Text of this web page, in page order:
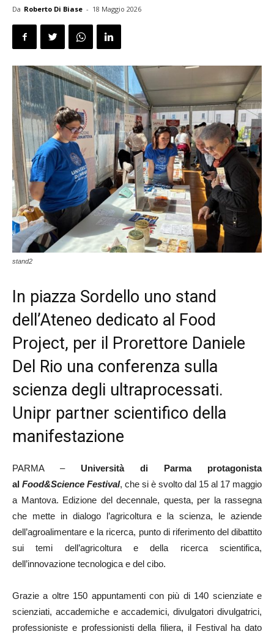
Da Roberto Di Biase - 18 Maggio 2026
stand2
In piazza Sordello uno stand
dell’Ateneo dedicato al Food
Project, per il Prorettore Daniele
Del Rio una conferenza sulla
scienza degli ultraprocessati.
Unipr partner scientifico della
manifestazione
PARMA –Università di Parma protagonista
al Food&Science Festival, che si è svolto dal 15 al 17 maggio
a Mantova. Edizione del decennale, questa, per la rassegna
che mette in dialogo l’agricoltura e la scienza, le aziende
dell’agroalimentare e la ricerca, punto di riferimento del dibattito
sui temi dell’agricoltura e della ricerca scientifica,
dell’innovazione tecnologica e del cibo.
Grazie a oltre 150 appuntamenti con più di 140 scienziate e
scienziati, accademiche e accademici, divulgatori divulgatrici,
professioniste e professionisti della filiera, il Festival ha dato